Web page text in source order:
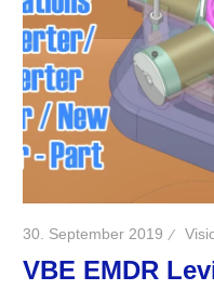
30. September 2019
VBE EMDR